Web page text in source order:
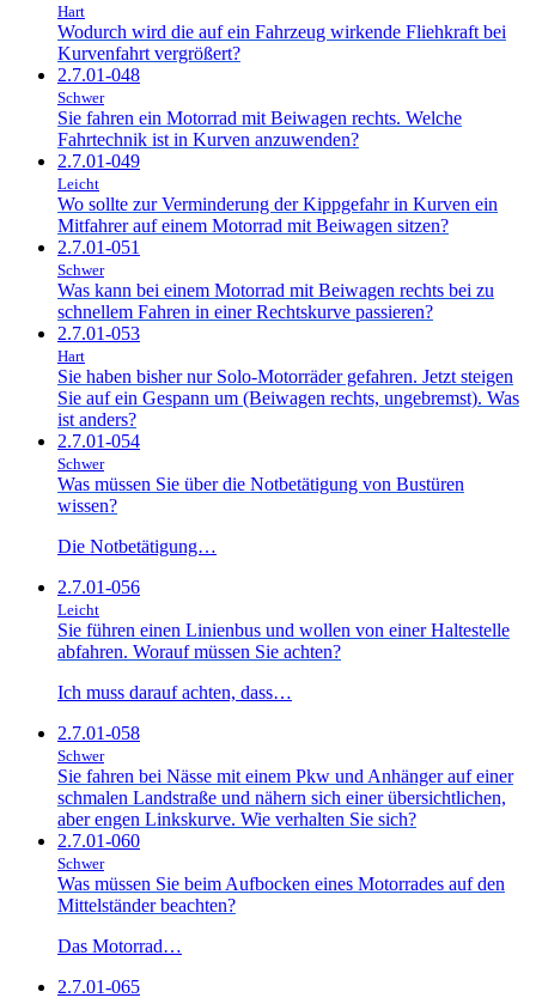
Hart
Wodurch wird die auf ein Fahrzeug wirkende Fliehkraft bei
Kurvenfahrt vergrößert?
2.7.01-048
Schwer
Sie fahren ein Motorrad mit Beiwagen rechts. Welche
Fahrtechnik ist in Kurven anzuwenden?
2.7.01-049
Leicht
Wo sollte zur Verminderung der Kippgefahr in Kurven ein
Mitfahrer auf einem Motorrad mit Beiwagen sitzen?
2.7.01-051
Schwer
Was kann bei einem Motorrad mit Beiwagen rechts bei zu
schnellem Fahren in einer Rechtskurve passieren?
2.7.01-053
Hart
Sie haben bisher nur Solo-Motorräder gefahren. Jetzt steigen
Sie auf ein Gespann um (Beiwagen rechts, ungebremst). Was
ist anders?
2.7.01-054
Schwer
Was müssen Sie über die Notbetätigung von Bustüren
wissen?
Die Notbetätigung…
2.7.01-056
Leicht
Sie führen einen Linienbus und wollen von einer Haltestelle
abfahren. Worauf müssen Sie achten?
Ich muss darauf achten, dass…
2.7.01-058
Schwer
Sie fahren bei Nässe mit einem Pkw und Anhänger auf einer
schmalen Landstraße und nähern sich einer übersichtlichen,
aber engen Linkskurve. Wie verhalten Sie sich?
2.7.01-060
Schwer
Was müssen Sie beim Aufbocken eines Motorrades auf den
Mittelständer beachten?
Das Motorrad…
2.7.01-065